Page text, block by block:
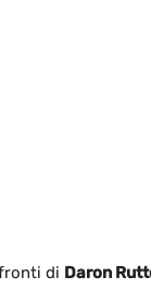
di Daron